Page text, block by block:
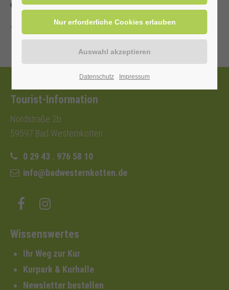
einfinden. Mit Kur-/Einwohnerkarte 12,00 €, ohne 15,00 €
Tourist-Information
Nordstraße 2b
59597 Bad Westernkotten
0 29 43 . 976 58 10
info@badwesternkotten.de
Wissenswertes
Ihr Weg zur Kur
Kurpark & Kurhalle
Newsletter bestellen
Datenschutz Impressum